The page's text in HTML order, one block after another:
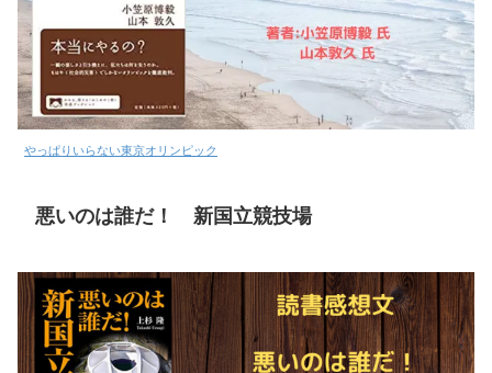
やっぱりいらない東京オリンピック
悪いのは誰だ！ 新国立競技場